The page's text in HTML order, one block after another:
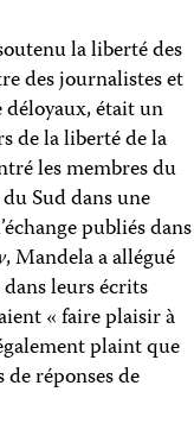
la liberté des
des journalistes et
était un
de la liberté de la
les membres du
Sud dans une
publiés dans
, Mandela a allégué
leurs écrits
« faire plaisir à
plaint que
réponses de